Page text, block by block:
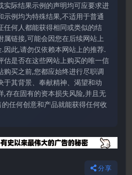
实际结果示例的声明均可应要求进
示例均为特殊结果,不适用于普通
任何人都能获得相同或类似的结
属链接,可能会因您在后续网站上
因此,请勿仅依赖本网站上的推荐.
估是否在这些网站上购买的唯一信
购买之前,您都应始终进行尽职调
于其背景、奉献精神、渴望和动
,存在固有的资本损失风险,并且无
任何创意和产品就能获得任何收
分享